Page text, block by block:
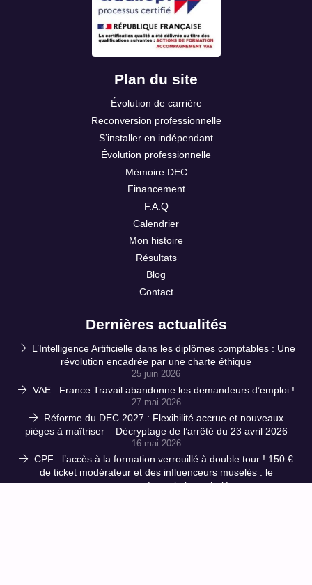
Plan du site
Évolution de carrière
Reconversion professionnelle
S’installer en indépendant
Évolution professionnelle
Mémoire DEC
Financement
F.A.Q
Calendrier
Mon histoire
Résultats
Blog
Contact
Dernières actualités
L’Intelligence Artificielle dans les diplômes comptables : Une
révolution encadrée par une charte éthique
25 juin 2026
VAE : France Travail abandonne les demandeurs d’emploi !
27 mai 2026
Réforme du DEC 2027 : Flexibilité accrue et nouveaux
pièges à maîtriser – Décryptage de l’arrêté du 23 avril 2026
16 mai 2026
CPF : l’accès à la formation verrouillé à double tour ! 150 €
de ticket modérateur et des influenceurs muselés : le
gouvernement étrangle les salariés